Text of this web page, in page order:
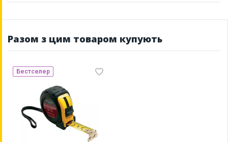
Разом з цим товаром купують
Бестселер